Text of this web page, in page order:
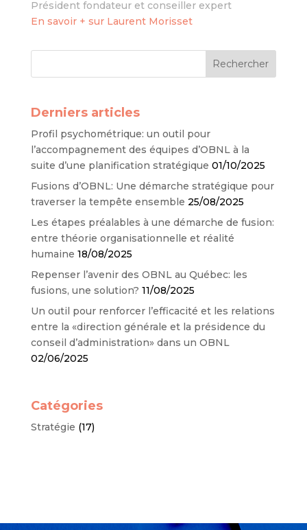
Président fondateur et conseiller expert
En savoir + sur Laurent Morisset
Derniers articles
Profil psychométrique: un outil pour
l’accompagnement des équipes d’OBNL à la
suite d’une planification stratégique 01/10/2025
Fusions d’OBNL: Une démarche stratégique pour
traverser la tempête ensemble 25/08/2025
Les étapes préalables à une démarche de fusion:
entre théorie organisationnelle et réalité
humaine 18/08/2025
Repenser l’avenir des OBNL au Québec: les
fusions, une solution? 11/08/2025
Un outil pour renforcer l’efficacité et les relations
entre la «direction générale et la présidence du
conseil d’administration» dans un OBNL
02/06/2025
Catégories
Stratégie (17)